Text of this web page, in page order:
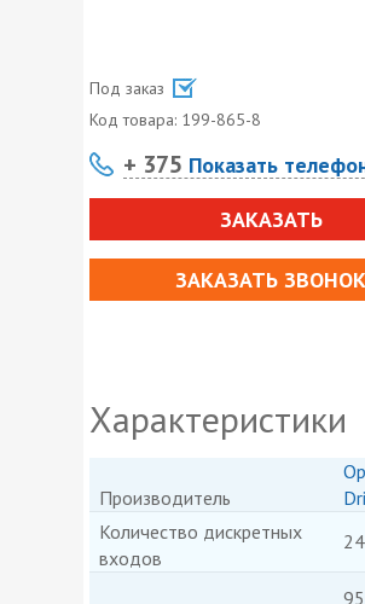
Под заказ
Код товара: 199-865-8
+ 375 Показать
ЗАКАЗАТЬ
ЗАКАЗАТЬ ЗВОНОК
Характеристики
Производитель
Количество дискретных
входов
24
95